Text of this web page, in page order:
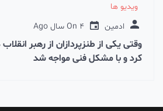
ویدیو ها
ادمین
On 4 سال Ago
وقتی یکی از طنزپردازان از رهبر
کرد و با مشکل فنی مواجه شد